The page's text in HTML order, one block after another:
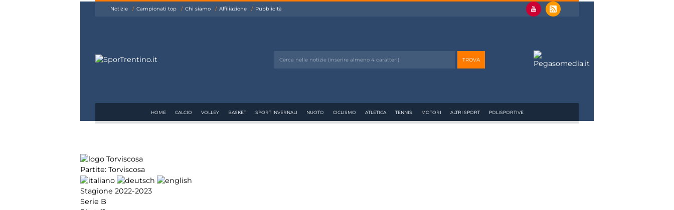
Notizie Campionati top Chi siamo Affiliazione Pubblicità
HOME CALCIO VOLLEY BASKET SPORT INVERNALI NUOTO CICLISMO ATLETICA TENNIS MOTORI ALTRI SPORT POLISPORTIVE
Partite: Torviscosa
Stagione 2022-2023
Serie B